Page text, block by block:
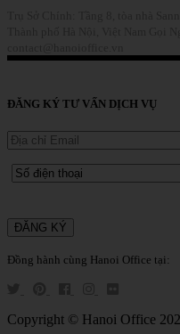
ĐĂNG KÝ TƯ VẤN DỊCH VỤ
Đồng hành cùng Hanoi Office tại:
Copyright © Hanoi Office